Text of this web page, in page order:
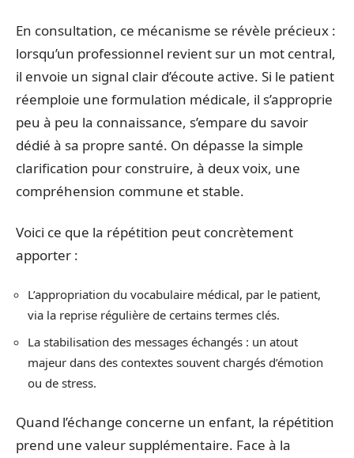
En consultation, ce mécanisme se révèle précieux :
lorsqu’un professionnel revient sur un mot central,
il envoie un signal clair d’écoute active. Si le patient
réemploie une formulation médicale, il s’approprie
peu à peu la connaissance, s’empare du savoir
dédié à sa propre santé. On dépasse la simple
clarification pour construire, à deux voix, une
compréhension commune et stable.
Voici ce que la répétition peut concrètement
apporter :
L’appropriation du vocabulaire médical, par le patient,
via la reprise régulière de certains termes clés.
La stabilisation des messages échangés : un atout
majeur dans des contextes souvent chargés d’émotion
ou de stress.
Quand l’échange concerne un enfant, la répétition
prend une valeur supplémentaire. Face à la